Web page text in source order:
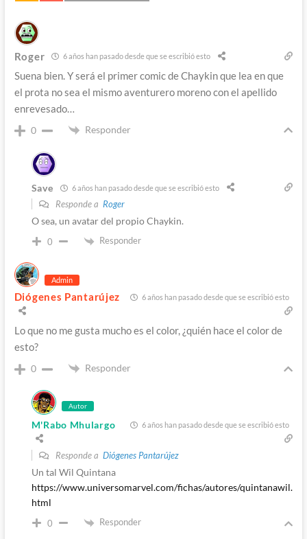
Roger 6 años han pasado desde que se escribió esto
Suena bien. Y será el primer comic de Chaykin que lea en que
el prota no sea el mismo aventurero moreno con el apellido
enrevesado…
0 Responder
Save 6 años han pasado desde que se escribió esto
Responde a Roger
O sea, un avatar del propio Chaykin.
0 Responder
Admin
Diógenes Pantarújez 6 años han pasado desde que se escribió esto
Lo que no me gusta mucho es el color, ¿quién hace el color de
esto?
0 Responder
Autor
M'Rabo Mhulargo 6 años han pasado desde que se escribió esto
Responde a Diógenes Pantarújez
Un tal Wil Quintana
https://www.universomarvel.com/fichas/autores/quintanawil.
html
0 Responder